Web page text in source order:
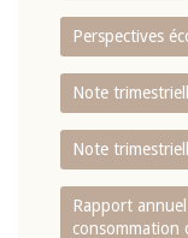
Perspectives
Note
Note
Rapport
consommation